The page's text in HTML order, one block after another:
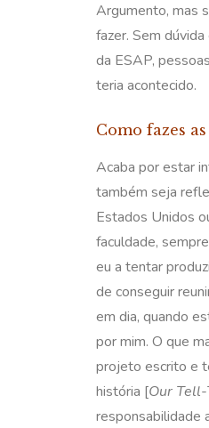
Argumento, mas
fazer. Sem
da ESAP,
teria acontecido.
Como fazes
Acaba por estar
também seja
Estados Unidos
faculdade,
eu a tentar
de conseguir
em dia, quando
por mim. O que
projeto escrito e
história [Our
responsabilidade